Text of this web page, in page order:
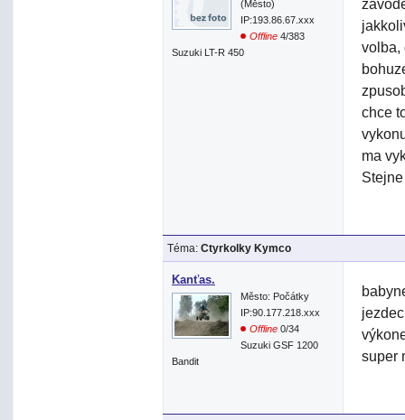
(Město)
IP:193.86.67.xxx
Offline 4/383
Suzuki LT-R 450
volba,
chce
ma
Téma: Ctyrkolky Kymco
Kanťas.
Město: Počátky
IP:90.177.218.xxx
Offline 0/34
Suzuki GSF 1200
Bandit
super